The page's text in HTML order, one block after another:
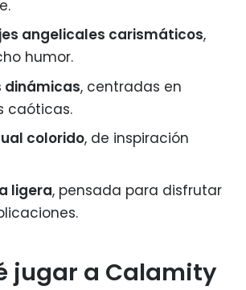
angelicales carismáticos,
humor.
dinámicas, centradas en
caóticas.
colorido, de inspiración
ligera, pensada para disfrutar
jugar a Calamity